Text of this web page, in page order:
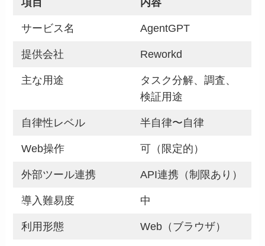
項目 内容
サービス名 AgentGPT
提供会社 Reworkd
主な用途
タスク分解、調査、
検証用途
自律性レベル 半自律〜自律
Web操作 可（限定的）
外部ツール連携 API連携（制限あり）
導入難易度 中
利用形態 Web（ブラウザ）